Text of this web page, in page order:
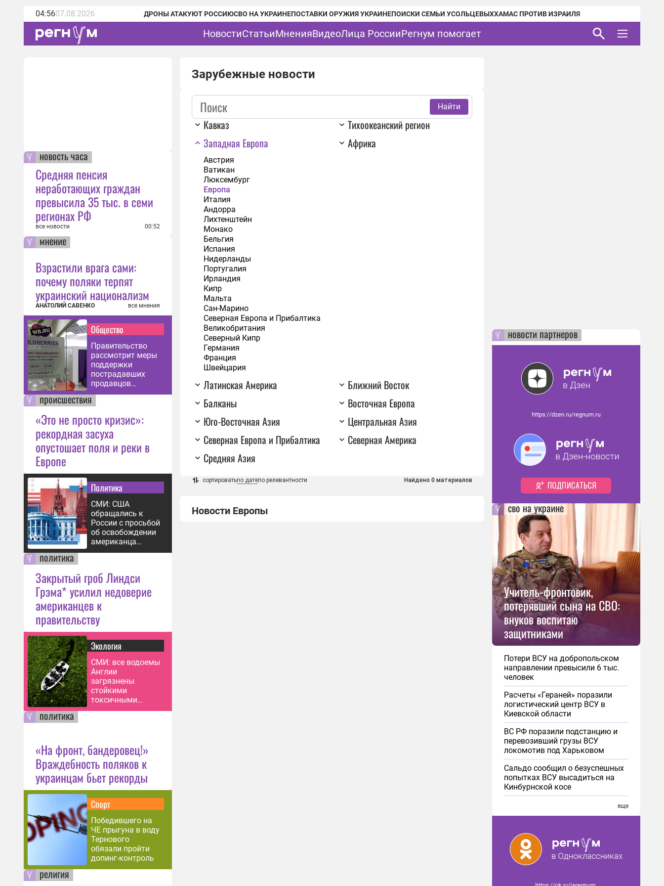
04:5607.08.2026 ДРОНЫ АТАКУЮТ РОССИЮСВО НА УКРАИНЕПОСТАВКИ ОРУЖИЯ УКРАИНЕПОИСКИ СЕМЬИ УСОЛЬЦЕВЫХХАМАС ПРОТИВ ИЗРАИЛЯ
НовостиСтатьиМненияВидеоЛица РоссииРегнум помогает
новость часа
Средняя пенсия
неработающих граждан
превысила 35 тыс. в семи
регионах РФ
все новости 00:52
мнение
Взрастили врага сами:
почему поляки терпят
украинский национализм
АНАТОЛИЙ САВЕНКО все мнения
Общество
Правительство
рассмотрит меры
поддержки
пострадавших
продавцов
Wildberries
происшествия
«Это не просто кризис»:
рекордная засуха
опустошает поля и реки в
Европе
Политика
СМИ: США
обращались к
России с просьбой
об освобождении
американца
Гилмана
политика
Закрытый гроб Линдси
Грэма* усилил недоверие
американцев к
правительству
Экология
СМИ: все водоемы
Англии
загрязнены
стойкими
токсичными
веществами
политика
«На фронт, бандеровец!»
Враждебность поляков к
украинцам бьет рекорды
Спорт
Победившего на
ЧЕ прыгуна в воду
Тернового
обязали пройти
допинг-контроль
религия
Зарубежные новости
Найти
Кавказ
Тихоокеанский регион
Западная Европа
Австрия
Ватикан
Люксембург
Европа
Италия
Андорра
Лихтенштейн
Монако
Бельгия
Испания
Нидерланды
Португалия
Ирландия
Кипр
Мальта
Сан-Марино
Северная Европа и Прибалтика
Великобритания
Северный Кипр
Германия
Франция
Швейцария
Африка
Латинская Америка
Ближний Восток
Балканы
Восточная Европа
Юго-Восточная Азия
Центральная Азия
Северная Европа и Прибалтика
Северная Америка
Средняя Азия
сортироватьпо датепо релевантности Найдено 0 материалов
Новости Европы
новости партнеров
сво на украине
Учитель-фронтовик,
потерявший сына на СВО:
внуков воспитаю
защитниками
Потери ВСУ на добропольском
направлении превысили 6 тыс.
человек
Расчеты «Гераней» поразили
логистический центр ВСУ в
Киевской области
ВС РФ поразили подстанцию и
перевозивший грузы ВСУ
локомотив под Харьковом
Сальдо сообщил о безуспешных
попытках ВСУ высадиться на
Кинбурнской косе
еще